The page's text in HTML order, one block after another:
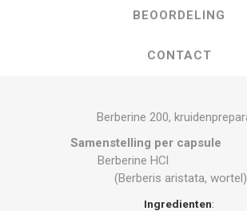
BEOORDELING
CONTACT
Berberine 200,
Samenstelling per capsule
Berberine HCl
(Berberis aristata,
Ingredienten: